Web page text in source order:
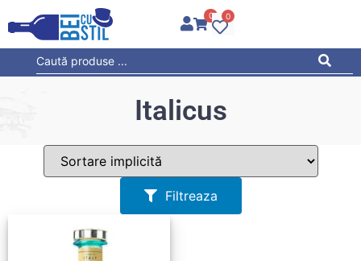
0 0
Italicus
Filtreaza